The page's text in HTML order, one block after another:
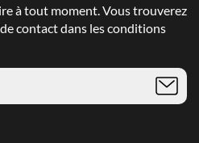
à tout moment. Vous trouverez
contact dans les conditions